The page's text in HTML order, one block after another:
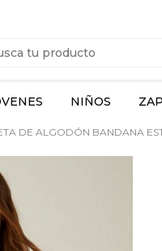
NIÑOS
DE ALGODÓN BANDANA